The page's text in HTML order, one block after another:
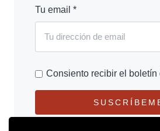
Tu email *
Consiento recibir el boletín